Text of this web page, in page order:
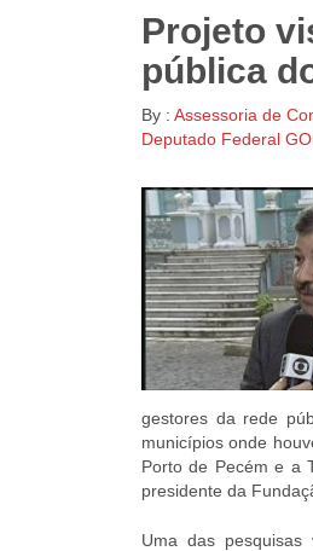
Projeto
pública
By : Assessoria de
Deputado Federal
gestores da rede
municípios onde
Porto de Pecém e a
presidente da
Uma das